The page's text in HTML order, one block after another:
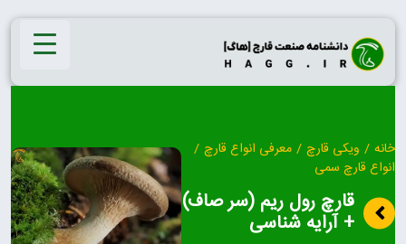
Skip
content
خانه / ویکی قارچ / معرفی انواع قارچ /
انواع قارچ سمی
قارچ رول‌ ریم (سر صاف)
+ آرایه شناسی